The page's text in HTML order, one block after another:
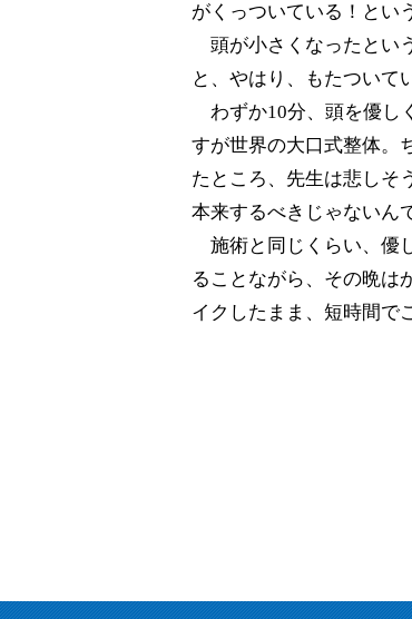
がくっついている！とい
頭が小さくなったとい
と、やはり、もたついて
わずか10分、頭を優し
すが世界の大口式整体。
たところ、先生は悲しそ
本来するべきじゃないん
施術と同じくらい、優
ることながら、その晩は
イクしたまま、短時間で